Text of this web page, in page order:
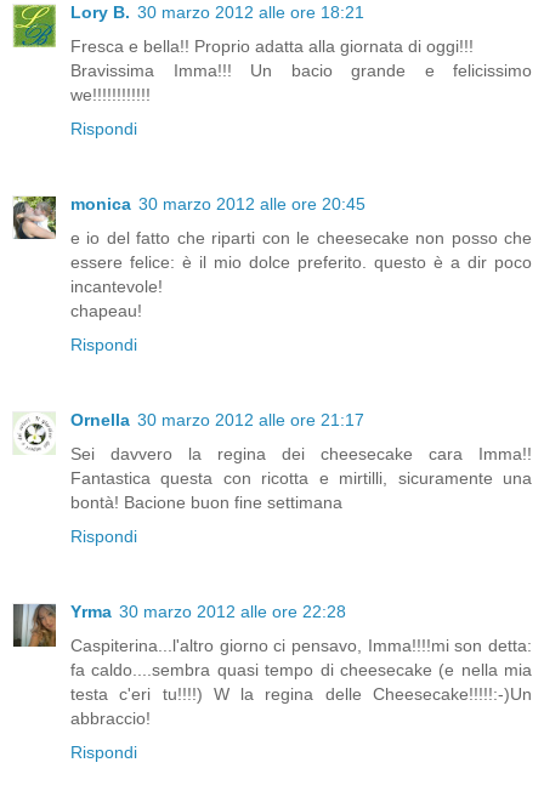
Lory B. 30 marzo 2012 alle ore 18:21
Fresca e bella!! Proprio adatta alla giornata di oggi!!!
Bravissima Imma!!! Un bacio grande e felicissimo
we!!!!!!!!!!!!
Rispondi
monica 30 marzo 2012 alle ore 20:45
e io del fatto che riparti con le cheesecake non posso che
essere felice: è il mio dolce preferito. questo è a dir poco
incantevole!
chapeau!
Rispondi
Ornella 30 marzo 2012 alle ore 21:17
Sei davvero la regina dei cheesecake cara Imma!!
Fantastica questa con ricotta e mirtilli, sicuramente una
bontà! Bacione buon fine settimana
Rispondi
Yrma 30 marzo 2012 alle ore 22:28
Caspiterina...l'altro giorno ci pensavo, Imma!!!!mi son detta:
fa caldo....sembra quasi tempo di cheesecake (e nella mia
testa c'eri tu!!!!) W la regina delle Cheesecake!!!!!:-)Un
abbraccio!
Rispondi